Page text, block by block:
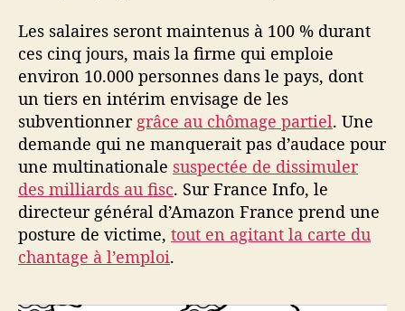
Les salaires seront maintenus à 100 % durant
ces cinq jours, mais la firme qui emploie
environ 10.000 personnes dans le pays, dont
un tiers en intérim envisage de les
subventionner grâce au chômage partiel. Une
demande qui ne manquerait pas d’audace pour
une multinationale suspectée de dissimuler
des milliards au fisc. Sur France Info, le
directeur général d’Amazon France prend une
posture de victime, tout en agitant la carte du
chantage à l’emploi.